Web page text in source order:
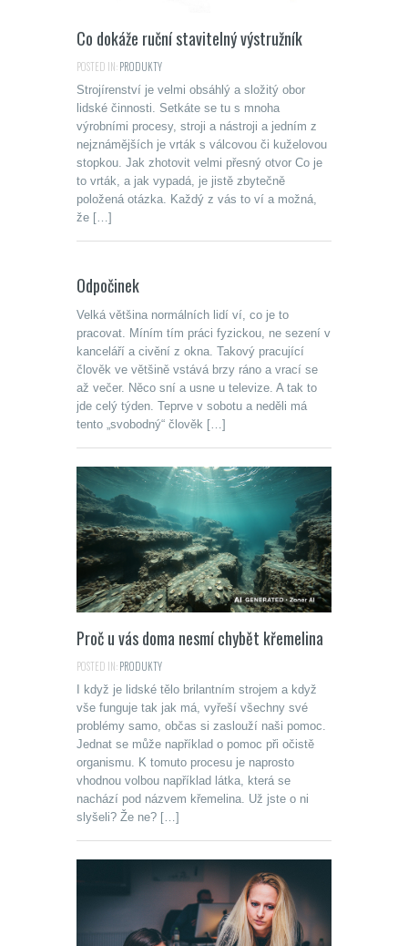
Co dokáže ruční stavitelný výstružník
POSTED IN:PRODUKTY
Strojírenství je velmi obsáhlý a složitý obor
lidské činnosti. Setkáte se tu s mnoha
výrobními procesy, stroji a nástroji a jedním z
nejznámějších je vrták s válcovou či kuželovou
stopkou. Jak zhotovit velmi přesný otvor Co je
to vrták, a jak vypadá, je jistě zbytečně
položená otázka. Každý z vás to ví a možná,
že […]
Odpočinek
Velká většina normálních lidí ví, co je to
pracovat. Míním tím práci fyzickou, ne sezení v
kanceláří a civění z okna. Takový pracující
člověk ve většině vstává brzy ráno a vrací se
až večer. Něco sní a usne u televize. A tak to
jde celý týden. Teprve v sobotu a neděli má
tento „svobodný“ člověk […]
Proč u vás doma nesmí chybět křemelina
POSTED IN:PRODUKTY
I když je lidské tělo brilantním strojem a když
vše funguje tak jak má, vyřeší všechny své
problémy samo, občas si zaslouží naši pomoc.
Jednat se může například o pomoc při očistě
organismu. K tomuto procesu je naprosto
vhodnou volbou například látka, která se
nachází pod názvem křemelina. Už jste o ni
slyšeli? Že ne? […]